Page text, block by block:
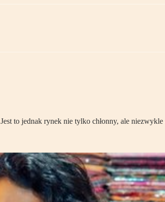
to jednak rynek nie tylko chłonny, ale